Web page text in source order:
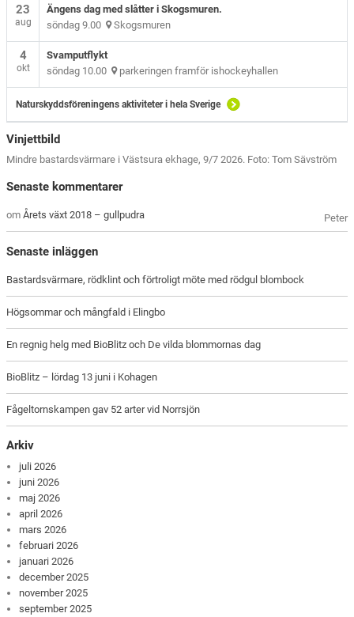
23
aug
Ängens dag med slåtter i Skogsmuren.
söndag 9.00 Skogsmuren
4
okt
Svamputflykt
söndag 10.00 parkeringen framför ishockeyhallen
Naturskyddsföreningens aktiviteter i hela Sverige
Vinjettbild
Mindre bastardsvärmare i Västsura ekhage, 9/7 2026. Foto: Tom Sävström
Senaste kommentarer
Peter
omÅrets växt 2018 – gullpudra
Senaste inläggen
Bastardsvärmare, rödklint och förtroligt möte med rödgul blombock
Högsommar och mångfald i Elingbo
En regnig helg med BioBlitz och De vilda blommornas dag
BioBlitz – lördag 13 juni i Kohagen
Fågeltornskampen gav 52 arter vid Norrsjön
Arkiv
juli 2026
juni 2026
maj 2026
april 2026
mars 2026
februari 2026
januari 2026
december 2025
november 2025
september 2025